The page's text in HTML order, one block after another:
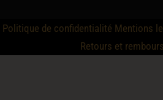
Politique de confidentialité Mentions
Retours et